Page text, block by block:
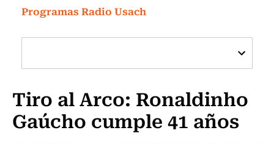
Investigación
Cultura
Programas Radio y TV Usach
Programas Radio Usach
Tiro al Arco: Ronaldinho
Gaúcho cumple 41 años